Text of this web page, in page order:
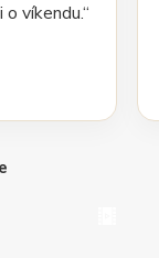
víkendu.“